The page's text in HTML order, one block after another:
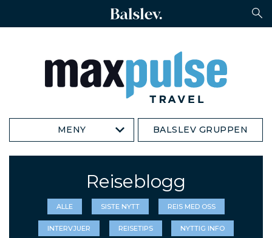
MENY BALSLEV GRUPPEN
Reiseblogg
ALLE SISTE NYTT REIS MED OSS
INTERVJUER REISETIPS NYTTIG INFO